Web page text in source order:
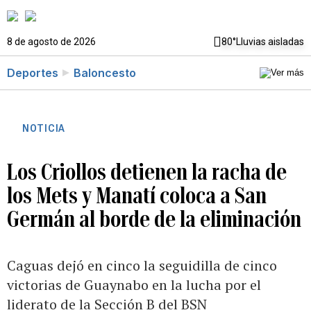
8 de agosto de 2026 80°Lluvias aisladas
Deportes Baloncesto
NOTICIA
Los Criollos detienen la racha de
los Mets y Manatí coloca a San
Germán al borde de la eliminación
Caguas dejó en cinco la seguidilla de cinco
victorias de Guaynabo en la lucha por el
liderato de la Sección B del BSN